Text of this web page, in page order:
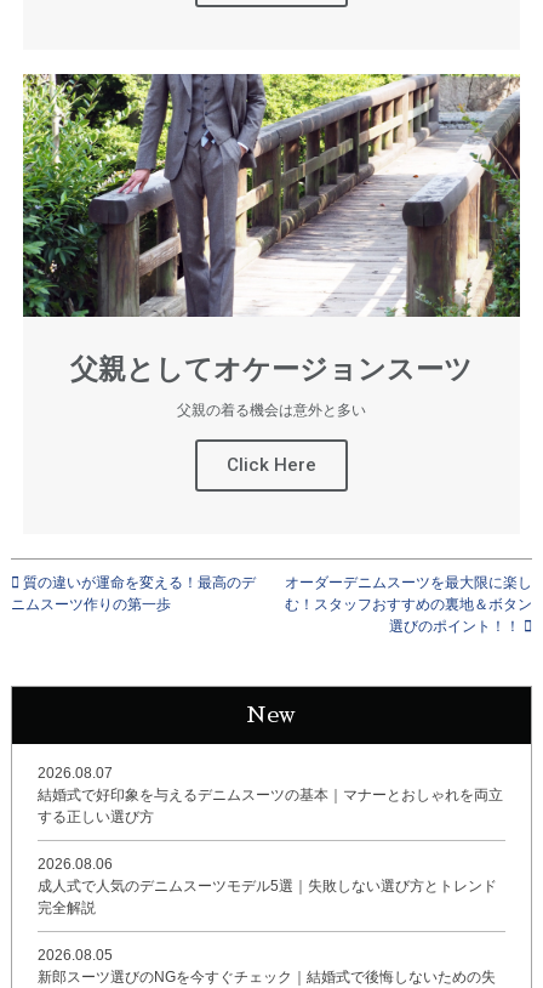
父親としてオケージョンスーツ
父親の着る機会は意外と多い
Click Here
質の違いが運命を変える！最高のデ
ニムスーツ作りの第一歩
オーダーデニムスーツを最大限に楽し
む！スタッフおすすめの裏地＆ボタン
選びのポイント！！
New
2026.08.07
結婚式で好印象を与えるデニムスーツの基本｜マナーとおしゃれを両立
する正しい選び方
2026.08.06
成人式で人気のデニムスーツモデル5選｜失敗しない選び方とトレンド
完全解説
2026.08.05
新郎スーツ選びのNGを今すぐチェック｜結婚式で後悔しないための失